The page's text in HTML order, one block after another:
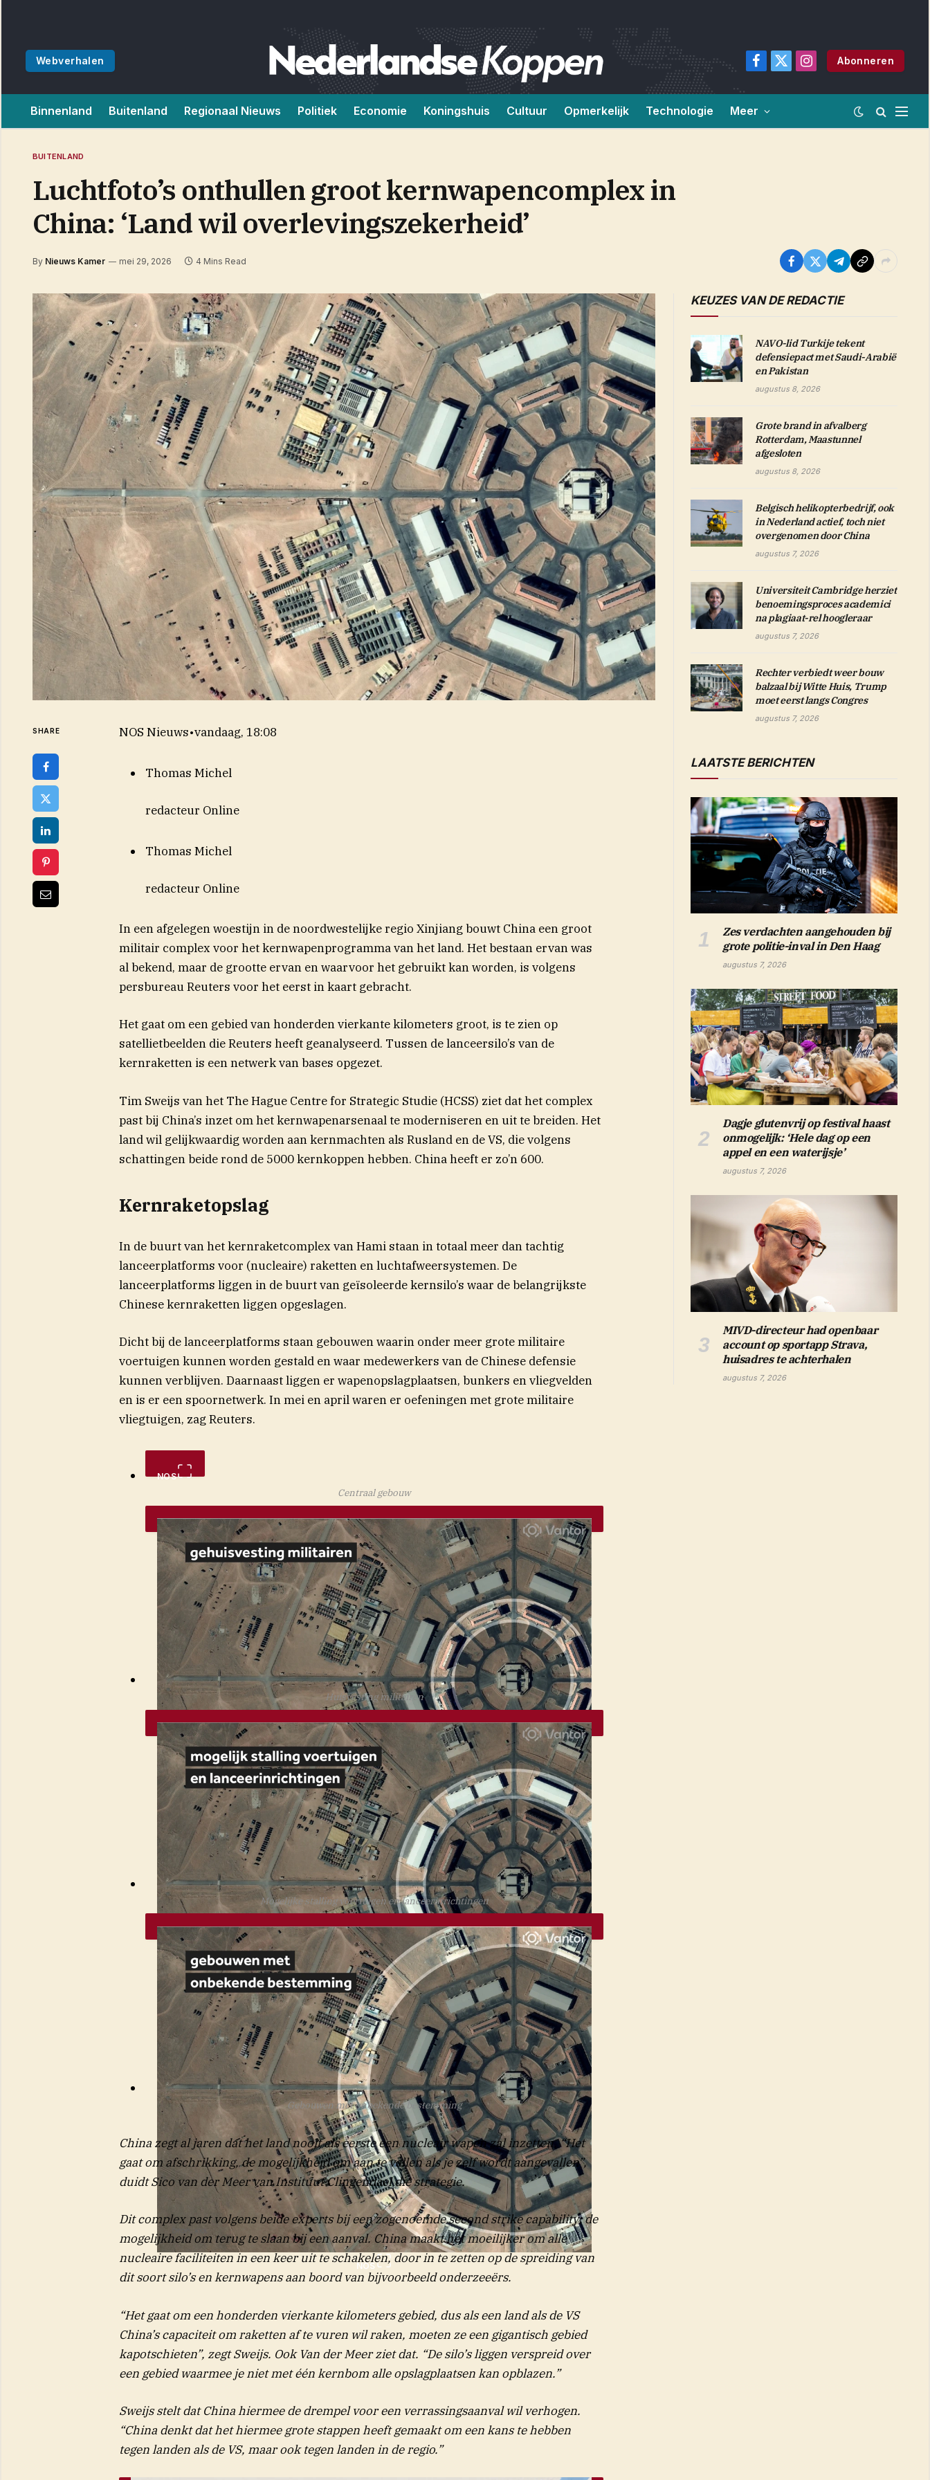
Webverhalen
Facebook
X
Instagram
Abonneren
Binnenland Buitenland Regionaal Nieuws Politiek Economie Koningshuis Cultuur Opmerkelijk Technologie Meer
BUITENLAND
Luchtfoto’s onthullen groot kernwapencomplex in
China: ‘Land wil overlevingszekerheid’
By Nieuws Kamer mei 29, 2026 4 Mins Read
SHARE NOS Nieuws•vandaag, 18:08
Thomas Michel
redacteur Online
Thomas Michel
redacteur Online
In een afgelegen woestijn in de noordwestelijke regio Xinjiang bouwt China een groot
militair complex voor het kernwapenprogramma van het land. Het bestaan ervan was
al bekend, maar de grootte ervan en waarvoor het gebruikt kan worden, is volgens
persbureau Reuters voor het eerst in kaart gebracht.
Het gaat om een gebied van honderden vierkantekilometers groot, is te zien op
satellietbeelden die Reuters heeft geanalyseerd. Tussen de lanceersilo’s van de
kernraketten is een netwerk van bases opgezet.
Tim Sweijs van het The Hague Centre for Strategic Studie (HCSS) ziet dat het complex
past bij China’s inzet om het kernwapenarsenaal te moderniseren en uit te breiden. Het
land wil gelijkwaardig worden aan kernmachten als Rusland en de VS, die volgens
schattingen beide rond de 5000(opent in nieuw venster)
kernkoppen hebben. China heeft er zo’n 600.
Kernraketopslag
In de buurt van het kernraketcomplex van Hami staan in totaal meer dan tachtig
lanceerplatforms voor (nucleaire) raketten en luchtafweersystemen. De
lanceerplatforms liggen in de buurt van geïsoleerde kernsilo’s waar de belangrijkste
Chinese kernraketten liggen opgeslagen.
Dicht bij de lanceerplatforms staan gebouwen waarin onder meer grote militaire
voertuigen kunnen worden gestald en waar medewerkers van de Chinese defensie
kunnen verblijven. Daarnaast liggen er wapenopslagplaatsen, bunkers en vliegvelden
en is er een spoornetwerk. In mei en april waren er oefeningen met grote militaire
vliegtuigen, zag Reuters.
NOS
Centraal gebouw
NOS
Huisvesting militairen
NOS
Mogelijke stalling voertuigen en lanceerinrichtingen
NOS
Gebouwen met onbekende bestemming
China zegt al jaren dat het land nooit als eerste een nucleair wapen zal inzetten. “Het
gaat om afschrikking, de mogelijkheid om aan te vallen als je zelf wordt aangevallen”,
duidt Sico van der Meer van Instituut Clingendael die strategie.
Dit complex past volgens beide experts bij een zogenoemdesecond strike capability:de
mogelijkheid om terug te slaan bij een aanval. China maakt het moeilijker om alle
nucleaire faciliteiten in een keer uit te schakelen, door in te zetten op de spreiding van
dit soort silo’s en kernwapens aan boord van bijvoorbeeld onderzeeërs.
“Het gaat om een honderden vierkante kilometers gebied, dus als een land als de VS
China’s capaciteit om raketten af te vuren wil raken, moeten ze een gigantisch gebied
kapotschieten”, zegt Sweijs. Ook Van der Meer ziet dat. “De silo’s liggen verspreid over
een gebied waarmee je niet met één kernbom alle opslagplaatsen kan opblazen.”
Sweijs stelt dat China hiermee de drempel voor een verrassingsaanval wil verhogen.
“China denkt dat het hiermee grote stappen heeft gemaakt om een kans te hebben
tegen landen als de VS, maar ook tegen landen in de regio.”
KEUZES VAN DE REDACTIE
NAVO-lid Turkije tekent
defensiepact met Saudi-Arabië
en Pakistan
augustus 8, 2026
Grote brand in afvalberg
Rotterdam, Maastunnel
afgesloten
augustus 8, 2026
Belgisch helikopterbedrijf, ook
in Nederland actief, toch niet
overgenomen door China
augustus 7, 2026
Universiteit Cambridge herziet
benoemingsproces academici
na plagiaat-rel hoogleraar
augustus 7, 2026
Rechter verbiedt weer bouw
balzaal bij Witte Huis, Trump
moet eerst langs Congres
augustus 7, 2026
LAATSTE BERICHTEN
Zes verdachten aangehouden bij
grote politie-inval in Den Haag
augustus 7, 2026
Dagje glutenvrij op festival haast
onmogelijk: ‘Hele dag op een
appel en een waterijsje’
augustus 7, 2026
MIVD-directeur had openbaar
account op sportapp Strava,
huisadres te achterhalen
augustus 7, 2026